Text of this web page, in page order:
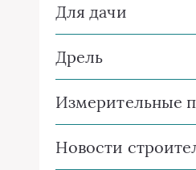
Для дачи
Дрель
Измерительные
Новости